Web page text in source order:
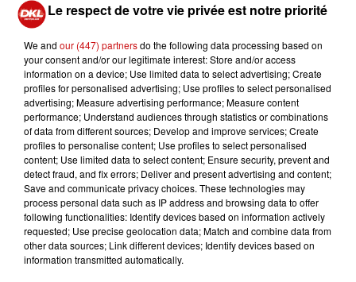
la 77e Foire aux vins de Colmar
TITRES DIFFUSÉS
18h38
18h38 18h35
18h35 18h29
18h29
Le respect de votre vie privée est notre priorité
We and our (447) partnersdo the following data processing based on
your consent and/or our legitimate interest: Store and/or access
information on a device; Use limited data to select advertising; Create
profiles for personalised advertising; Use profiles to select personalised
advertising; Measure advertising performance; Measure content
performance; Understand audiences through statistics or combinations
of data from different sources; Develop and improve services; Create
profiles to personalise content; Use profiles to select personalised
content; Use limited data to select content; Ensure security, prevent and
detect fraud, and fix errors; Deliver and present advertising and content;
Save and communicate privacy choices. These technologies may
process personal data such as IP address and browsing data to offer
following functionalities: Identify devices based on information actively
requested; Use precise geolocation data; Match and combine data from
other data sources; Link different devices; Identify devices based on
information transmitted automatically.